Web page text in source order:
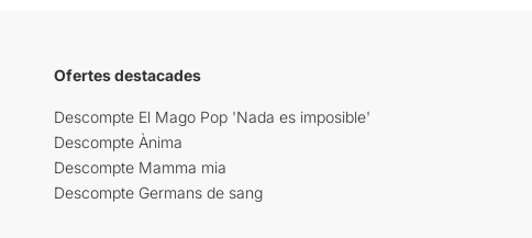
Ofertes destacades
Descompte El Mago Pop 'Nada es imposible'
Descompte Ànima
Descompte Mamma mia
Descompte Germans de sang